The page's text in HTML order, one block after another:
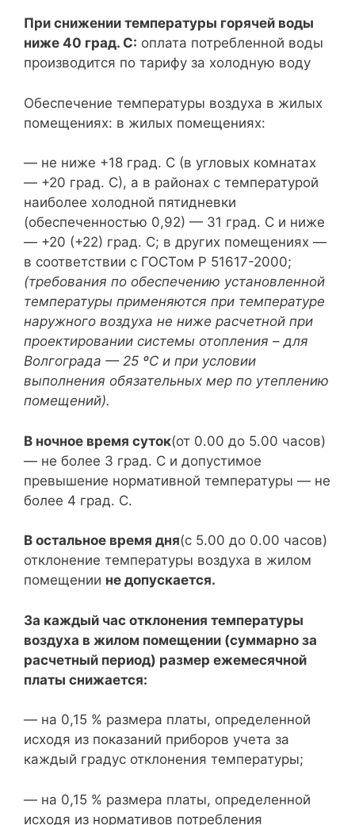
При снижении температуры горячей воды
ниже 40 град. С: оплата потребленной воды
производится по тарифу за холодную воду
Обеспечение температуры воздуха в жилых
помещениях: в жилых помещениях:
— не ниже +18 град. C (в угловых комнатах
— +20 град. C), а в районах с температурой
наиболее холодной пятидневки
(обеспеченностью 0,92) — 31 град. C и ниже
— +20 (+22) град. C; в других помещениях —
в соответствии с ГОСТом Р 51617-2000;
(требования по обеспечению установленной
температуры применяются при температуре
наружного воздуха не ниже расчетной при
проектировании системы отопления – для
Волгограда — 25 ºС и при условии
выполнения обязательных мер по утеплению
помещений).
В ночное время суток(от 0.00 до 5.00 часов)
— не более 3 град. C и допустимое
превышение нормативной температуры — не
более 4 град. C.
В остальное время дня(с 5.00 до 0.00 часов)
отклонение температуры воздуха в жилом
помещении не допускается.
За каждый час отклонения температуры
воздуха в жилом помещении (суммарно за
расчетный период) размер ежемесячной
платы снижается:
— на 0,15 % размера платы, определенной
исходя из показаний приборов учета за
каждый градус отклонения температуры;
— на 0,15 % размера платы, определенной
исходя из нормативов потребления